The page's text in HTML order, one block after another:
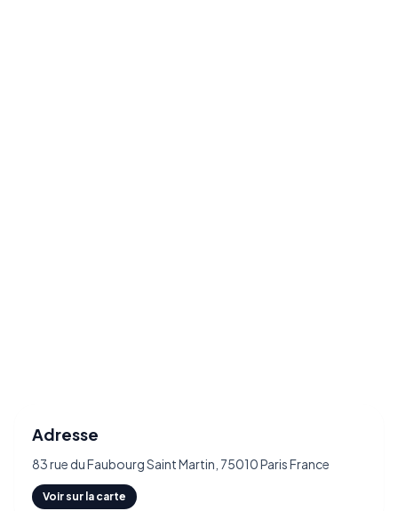
Adresse
83 rue du Faubourg Saint Martin, 75010 Paris France
Voir sur la carte